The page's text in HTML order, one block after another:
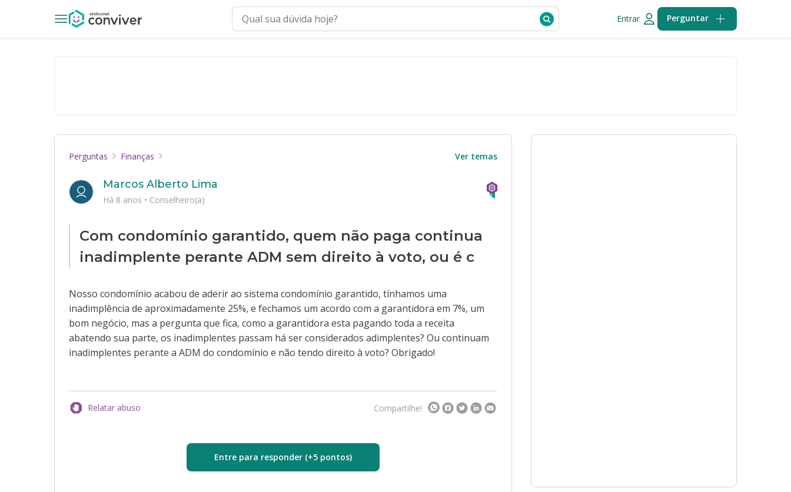
Entrar Perguntar
Perguntas Finanças Ver temas
Com condomínio garantido, quem não paga continua
inadimplente perante ADM sem direito à voto, ou é c
Nosso condomínio acabou de aderir ao sistema condomínio garantido, tínhamos uma
inadimplência de aproximadamente 25%, e fechamos um acordo com a garantidora em 7%, um
bom negócio, mas a pergunta que fica, como a garantidora esta pagando toda a receita
abatendo sua parte, os inadimplentes passam há ser considerados adimplentes? Ou continuam
inadimplentes perante a ADM do condomínio e não tendo direito à voto? Obrigado!
Marcos Alberto Lima
Há 8 anos • Conselheiro(a)
Relatar abuso Compartilhe!
Entre para responder (+5 pontos)